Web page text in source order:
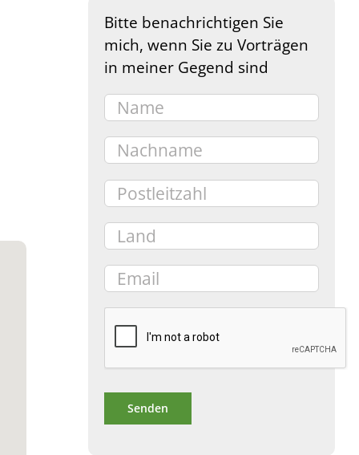
Outlook Live
Bitte benachrichtigen Sie
mich, wenn Sie zu Vorträgen
in meiner Gegend sind